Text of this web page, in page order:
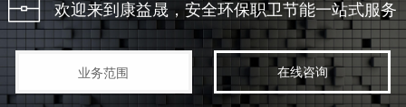
欢迎来到康益晟，安全环保职卫节能一站式服务
业务范围 在线咨询